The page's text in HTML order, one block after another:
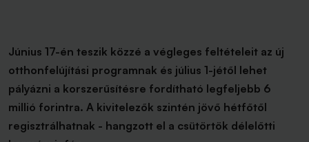
Június 17-én teszik közzé a végleges feltételeit az új
otthonfelújítási programnak és július 1-jétől lehet
pályázni a korszerűsítésre fordítható legfeljebb 6
millió forintra. A kivitelezők szintén jövő hétfőtől
regisztrálhatnak - hangzott el a csütörtök délelőtti